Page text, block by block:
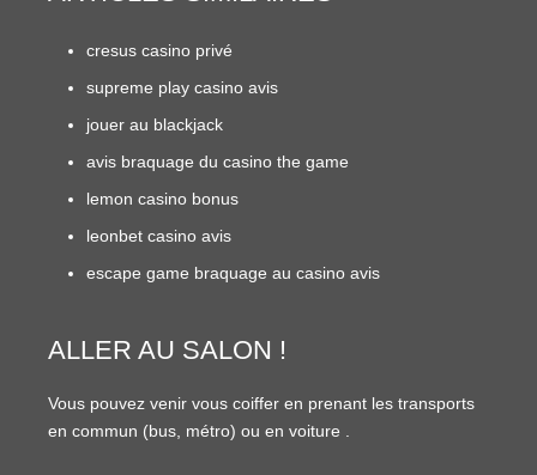
cresus casino privé
supreme play casino avis
jouer au blackjack
avis braquage du casino the game
lemon casino bonus
leonbet casino avis
escape game braquage au casino avis
ALLER AU SALON !
Vous pouvez venir vous coiffer en prenant les transports
en commun (bus, métro) ou en voiture .